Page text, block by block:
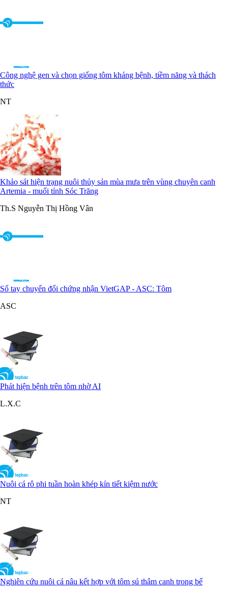
Công nghệ gen và chọn giống tôm kháng bệnh, tiềm năng và thách
thức
NT
Khảo sát hiện trạng nuôi thủy sản mùa mưa trên vùng chuyên canh
Artemia - muối tỉnh Sóc Trăng
Th.S Nguyễn Thị Hồng Vân
Sổ tay chuyển đổi chứng nhận VietGAP - ASC: Tôm
ASC
Phát hiện bệnh trên tôm nhờ AI
L.X.C
Nuôi cá rô phi tuần hoàn khép kín tiết kiệm nước
NT
Nghiên cứu nuôi cá nâu kết hợp với tôm sú thâm canh trong bể